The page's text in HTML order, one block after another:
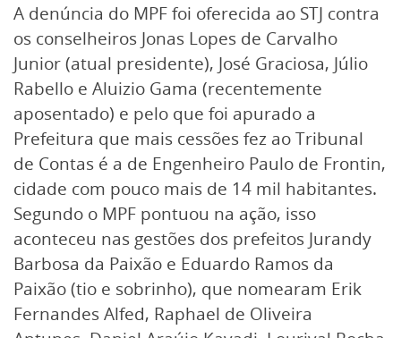
A denúncia do MPF foi oferecida ao STJ contra
os conselheiros Jonas Lopes de Carvalho
Junior (atual presidente), José Graciosa, Júlio
Rabello e Aluizio Gama (recentemente
aposentado) e pelo que foi apurado a
Prefeitura que mais cessões fez ao Tribunal
de Contas é a de Engenheiro Paulo de Frontin,
cidade com pouco mais de 14 mil habitantes.
Segundo o MPF pontuou na ação, isso
aconteceu nas gestões dos prefeitos Jurandy
Barbosa da Paixão e Eduardo Ramos da
Paixão (tio e sobrinho), que nomearam Erik
Fernandes Alfed, Raphael de Oliveira